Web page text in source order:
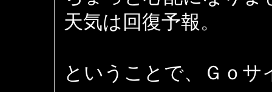
天気は回復予報。
ということで、Ｇｏサ